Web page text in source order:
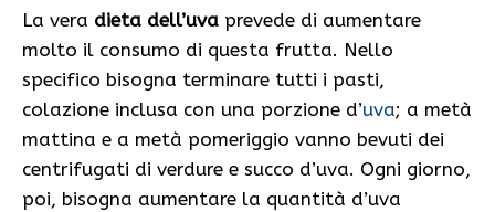
La vera dieta dell’uva prevede di aumentare
molto il consumo di questa frutta. Nello
specifico bisogna terminare tutti i pasti,
colazione inclusa con una porzione d’uva; a metà
mattina e a metà pomeriggio vanno bevuti dei
centrifugati di verdure e succo d’uva. Ogni giorno,
poi, bisogna aumentare la quantità d’uva